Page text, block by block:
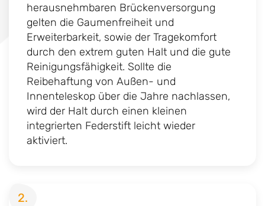
herausnehmbaren Brückenversorgung
gelten die Gaumenfreiheit und
Erweiterbarkeit, sowie der Tragekomfort
durch den extrem guten Halt und die gute
Reinigungsfähigkeit. Sollte die
Reibehaftung von Außen- und
Innenteleskop über die Jahre nachlassen,
wird der Halt durch einen kleinen
integrierten Federstift leicht wieder
aktiviert.
2.